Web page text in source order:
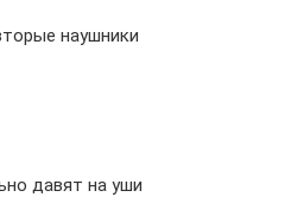
наушники
давят на уши